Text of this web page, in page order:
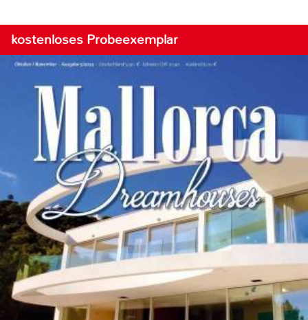
kostenloses Probeexemplar